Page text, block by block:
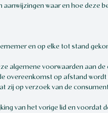
waar en hoe deze
en op elke tot stand
algemene voorwaarden aan
overeenkomst op afstand
zij op verzoek van de
van het vorige lid en voordat